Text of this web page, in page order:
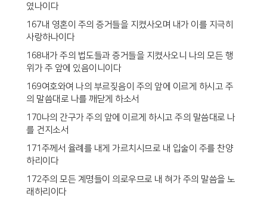
였나이다
167내 영혼이 주의 증거들을 지켰사오며 내가 이를 지극히
사랑하나이다
168내가 주의 법도들과 증거들을 지켰사오니 나의 모든 행
위가 주 앞에 있음이니이다
169여호와여 나의 부르짖음이 주의 앞에 이르게 하시고 주
의 말씀대로 나를 깨닫게 하소서
170나의 간구가 주의 앞에 이르게 하시고 주의 말씀대로 나
를 건지소서
171주께서 율례를 내게 가르치시므로 내 입술이 주를 찬양
하리이다
172주의 모든 계명들이 의로우므로 내 혀가 주의 말씀을 노
래하리이다